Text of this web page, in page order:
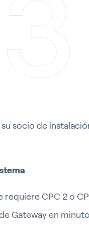
socio de
requiere CPC 2 o
Gateway en